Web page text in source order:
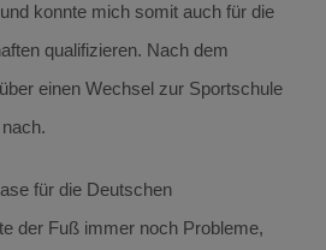
konnte mich somit auch für die
qualifizieren. Nach dem
einen Wechsel zur Sportschule
für die Deutschen
der Fuß immer noch Probleme,